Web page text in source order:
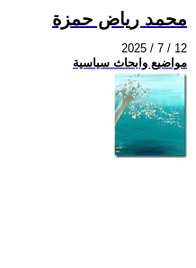
محمد رياض حمزة
2025 / 7 / 12
مواضيع وابحاث سياسية